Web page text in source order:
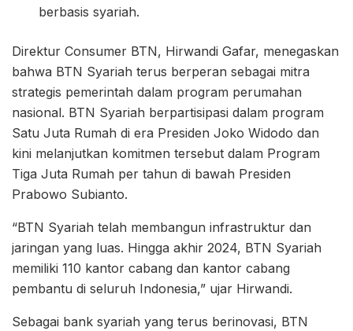
berbasis syariah.
Direktur Consumer BTN, Hirwandi Gafar, menegaskan
bahwa BTN Syariah terus berperan sebagai mitra
strategis pemerintah dalam program perumahan
nasional. BTN Syariah berpartisipasi dalam program
Satu Juta Rumah di era Presiden Joko Widodo dan
kini melanjutkan komitmen tersebut dalam Program
Tiga Juta Rumah per tahun di bawah Presiden
Prabowo Subianto.
“BTN Syariah telah membangun infrastruktur dan
jaringan yang luas. Hingga akhir 2024, BTN Syariah
memiliki 110 kantor cabang dan kantor cabang
pembantu di seluruh Indonesia,” ujar Hirwandi.
Sebagai bank syariah yang terus berinovasi, BTN